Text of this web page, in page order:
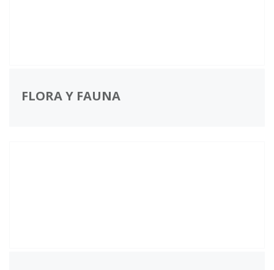
FLORA Y FAUNA